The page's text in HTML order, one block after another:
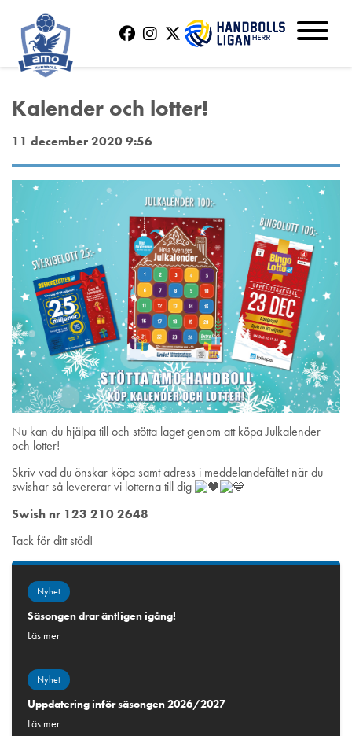
Kalender och lotter!
11 december 2020 9:56
Nu kan du hjälpa till och stötta laget genom att köpa Julkalender
och lotter!
Skriv vad du önskar köpa samt adress i meddelandefältet när du
swishar så levererar vi lotterna till dig
Swish nr 123 210 2648
Tack för ditt stöd!
Nyhet
Säsongen drar äntligen igång!
Läs mer
Nyhet
Uppdatering inför säsongen 2026/2027
Läs mer